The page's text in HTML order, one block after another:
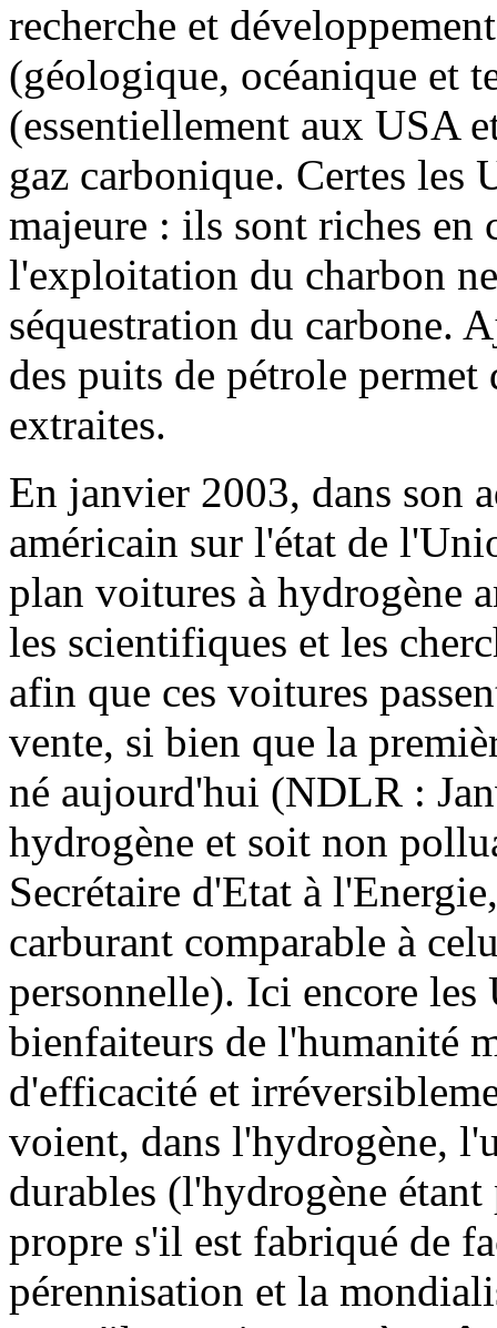
recherche et
(géologique, océanique et
(essentiellement aux USA
gaz carbonique. Certes
majeure : ils sont riches en
l'exploitation du charbon
séquestration du carbone.
des puits de pétrole
extraites.
En janvier 2003, dans son
américain sur l'état de
plan voitures à hydrogène
les scientifiques et les
afin que ces voitures
vente, si bien que la
né aujourd'hui (NDLR :
hydrogène et soit non
Secrétaire d'Etat à
carburant comparable à
personnelle). Ici encore les
bienfaiteurs de l'humanité
d'efficacité et
voient, dans l'hydrogène,
durables (l'hydrogène
propre s'il est fabriqué de
pérennisation et la